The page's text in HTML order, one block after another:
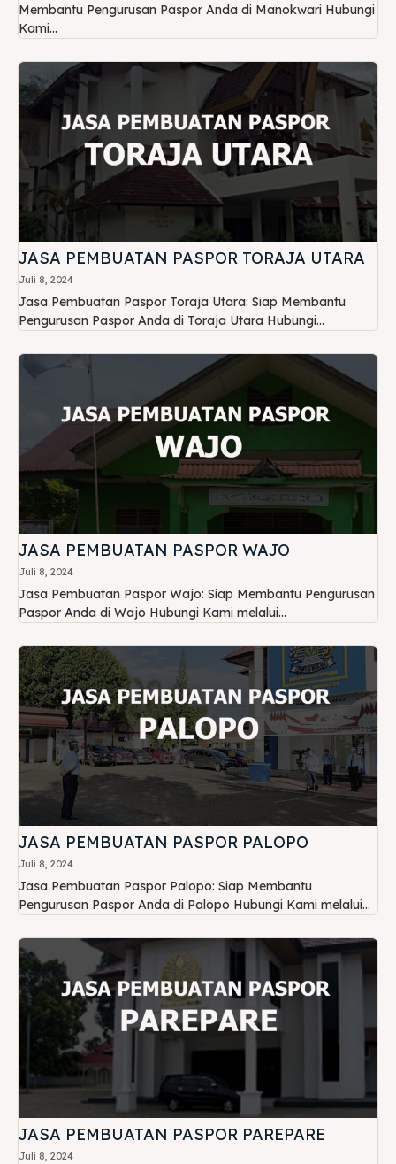
Membantu Pengurusan Paspor Anda di Manokwari Hubungi
Kami...
JASA PEMBUATAN PASPOR TORAJA UTARA
Juli 8, 2024
Jasa Pembuatan Paspor Toraja Utara: Siap Membantu
Pengurusan Paspor Anda di Toraja Utara Hubungi...
JASA PEMBUATAN PASPOR WAJO
Juli 8, 2024
Jasa Pembuatan Paspor Wajo: Siap Membantu Pengurusan
Paspor Anda di Wajo Hubungi Kami melalui...
JASA PEMBUATAN PASPOR PALOPO
Juli 8, 2024
Jasa Pembuatan Paspor Palopo: Siap Membantu
Pengurusan Paspor Anda di Palopo Hubungi Kami melalui...
JASA PEMBUATAN PASPOR PAREPARE
Juli 8, 2024